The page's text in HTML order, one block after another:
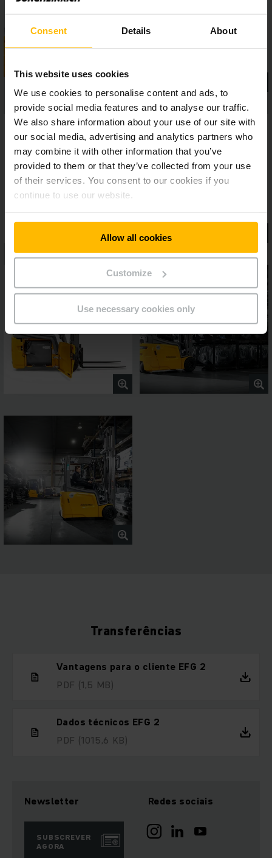
Consent Details About
This website uses cookies
We use cookies to personalise content and ads, to
provide social media features and to analyse our traffic.
We also share information about your use of our site with
our social media, advertising and analytics partners who
may combine it with other information that you’ve
provided to them or that they’ve collected from your use
of their services. You consent to our cookies if you
continue to use our website.
Allow all cookies
Customize
Use necessary cookies only
carregamento intermédio rápido e à isenção de manutenção.
Transferências
Vantagens para o cliente EFG 2
PDF (1,5 MB)
Dados técnicos EFG 2
PDF (1015,6 KB)
Newsletter
SUBSCREVER
AGORA
Redes sociais